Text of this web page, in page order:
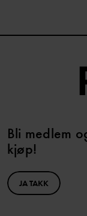
Bli medlem
kjøp!
JA TAKK